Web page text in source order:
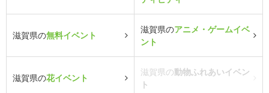
滋賀県の無料イベント
滋賀県のアニメ・ゲームイベ
ント
滋賀県の花イベント
滋賀県の動物ふれあいイベン
ト